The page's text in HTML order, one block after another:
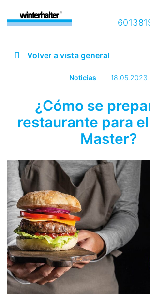
Volver a vista general
Noticias 18.05.2023
¿Cómo se
restaurante para
Master?